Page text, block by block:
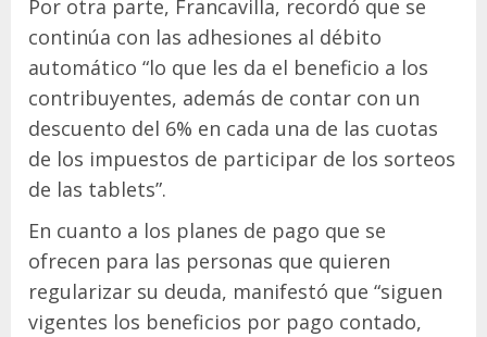
Por otra parte, Francavilla, recordó que se
continúa con las adhesiones al débito
automático “lo que les da el beneficio a los
contribuyentes, además de contar con un
descuento del 6% en cada una de las cuotas
de los impuestos de participar de los sorteos
de las tablets”.
En cuanto a los planes de pago que se
ofrecen para las personas que quieren
regularizar su deuda, manifestó que “siguen
vigentes los beneficios por pago contado,